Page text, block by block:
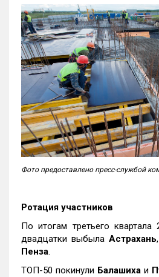
Фото предоставлено пресс-службой
Ротация участников
По итогам третьего
двадцатки выбыла Астрахань
Пенза.
ТОП-50 покинули Балашиха и